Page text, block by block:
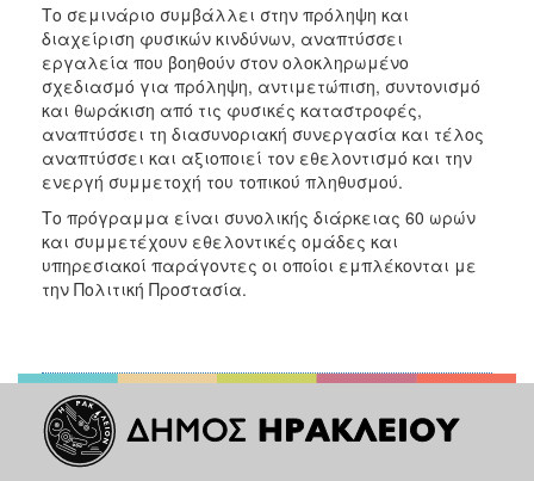
ΤΟΠΟΣ
ΠΟΛΙΤΙΣΜΟΣ
ΑΝΘΕΚΤΙΚΗ
ΠΟΛΗ
Το σεμινάριο συμβάλλει στην πρόληψη και
διαχείριση φυσικών κινδύνων, αναπτύσσει
εργαλεία που βοηθούν στον ολοκληρωμένο
σχεδιασμό για πρόληψη, αντιμετώπιση, συντονισμό
και θωράκιση από τις φυσικές καταστροφές,
αναπτύσσει τη διασυνοριακή συνεργασία και τέλος
αναπτύσσει και αξιοποιεί τον εθελοντισμό και την
ενεργή συμμετοχή του τοπικού πληθυσμού.
Το πρόγραμμα είναι συνολικής διάρκειας 60 ωρών
και συμμετέχουν εθελοντικές ομάδες και
υπηρεσιακοί παράγοντες οι οποίοι εμπλέκονται με
την Πολιτική Προστασία.